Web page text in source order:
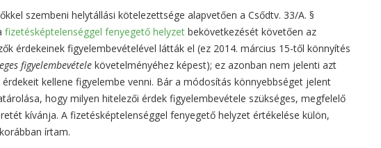
szembeni helytállási kötelezettsége alapvetően a Csődtv. 33/A. §
fizetésképtelenséggel fenyegető helyzet bekövetkezését követően az
érdekeinek figyelembevételével látták el (ez 2014. március 15-től könnyítés
figyelembevétele követelményéhez képest); ez azonban nem jelenti azt
kellene figyelembe venni. Bár a módosítás könnyebbséget jelent
hogy milyen hitelezői érdek figyelembevétele szükséges, megfelelő
kívánja. A fizetésképtelenséggel fenyegető helyzet értékelése külön,
írtam.